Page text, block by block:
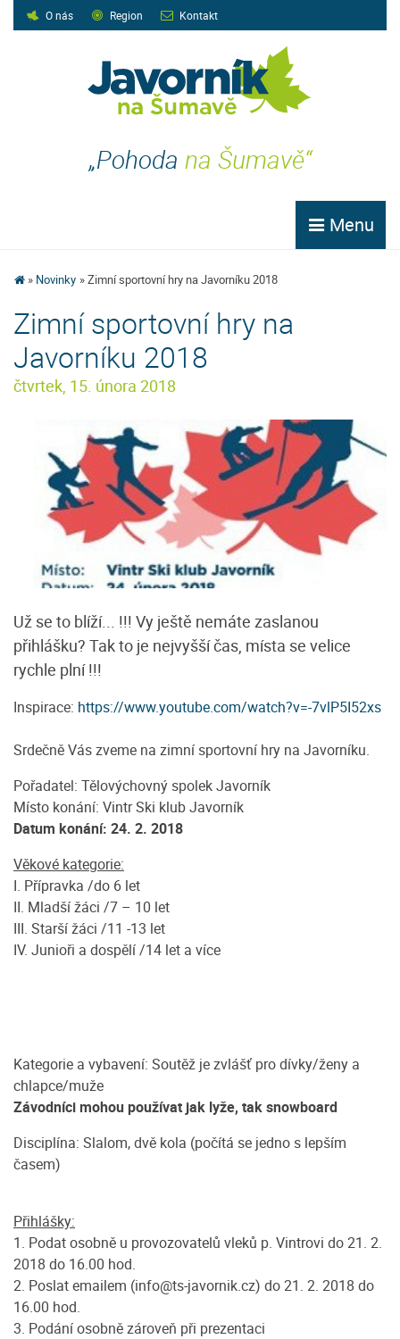
O nás Region Kontakt
„Pohoda na Šumavě“
Menu
Novinky Zimní sportovní hry na Javorníku 2018
Zimní sportovní hry na
Javorníku 2018
čtvrtek, 15. února 2018
Už se to blíží... !!! Vy ještě nemáte zaslanou
přihlášku? Tak to je nejvyšší čas, místa se velice
rychle plní !!!
Inspirace: https://www.youtube.com/watch?v=-7vlP5I52xs
Srdečně Vás zveme na zimní sportovní hry na Javorníku.
Pořadatel: Tělovýchovný spolek Javorník
Místo konání: Vintr Ski klub Javorník
Datum konání: 24. 2. 2018
Věkové kategorie:
I. Přípravka /do 6 let
II. Mladší žáci /7 – 10 let
III. Starší žáci /11 -13 let
IV. Junioři a dospělí /14 let a více
Kategorie a vybavení: Soutěž je zvlášť pro dívky/ženy a
chlapce/muže
Závodníci mohou používat jak lyže, tak snowboard
Disciplína: Slalom, dvě kola (počítá se jedno s lepším
časem)
Přihlášky:
1. Podat osobně u provozovatelů vleků p. Vintrovi do 21. 2.
2018 do 16.00 hod.
2. Poslat emailem (info@ts-javornik.cz) do 21. 2. 2018 do
16.00 hod.
3. Podání osobně zároveň při prezentaci